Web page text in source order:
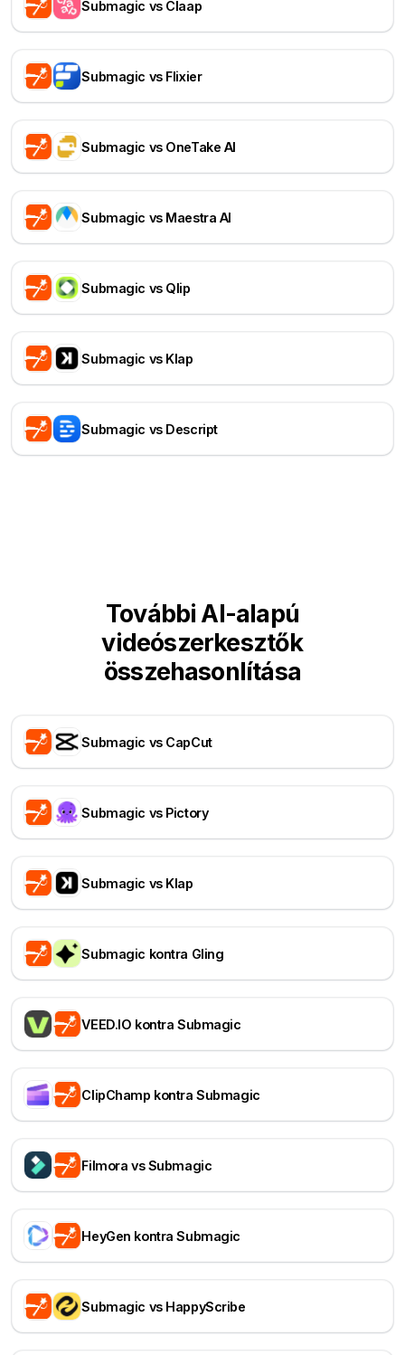
Submagic vs Claap
Submagic vs Flixier
Submagic vs OneTake AI
Submagic vs Maestra AI
Submagic vs Qlip
Submagic vs Klap
Submagic vs Descript
További AI-alapú
videószerkesztők
összehasonlítása
Submagic vs CapCut
Submagic vs Pictory
Submagic vs Klap
Submagic kontra Gling
VEED.IO kontra Submagic
ClipChamp kontra Submagic
Filmora vs Submagic
HeyGen kontra Submagic
Submagic vs HappyScribe